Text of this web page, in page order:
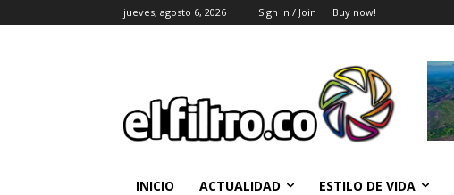
jueves, agosto 6, 2026 Sign in / Join Buy now!
INICIO ACTUALIDAD ESTILO DE VIDA